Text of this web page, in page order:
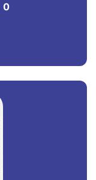
0